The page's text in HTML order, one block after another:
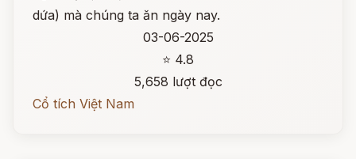
dứa) mà chúng ta ăn ngày nay.
03-06-2025
⭐ 4.8
5,658 lượt đọc
Cổ tích Việt Nam